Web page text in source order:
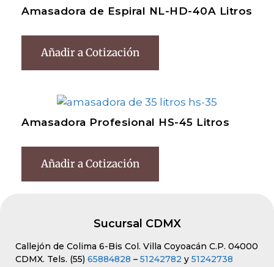
Amasadora de Espiral NL-HD-40A Litros
Añadir a Cotización
Amasadora Profesional HS-45 Litros
Añadir a Cotización
Sucursal CDMX
Callejón de Colima 6-Bis Col. Villa Coyoacán C.P. 04000
CDMX. Tels. (55) 65884828 – 51242782 y 51242738